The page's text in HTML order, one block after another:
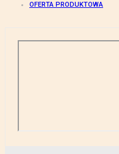
OFERTA PRODUKTOWA